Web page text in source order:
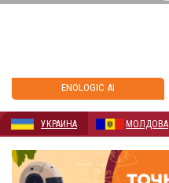
ENOLOGIC AI
УКРАИНА МОЛДОВА